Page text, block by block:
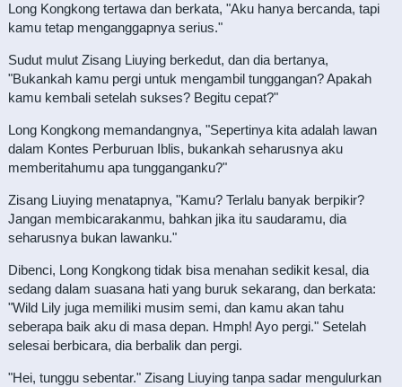
Long Kongkong tertawa dan berkata, "Aku hanya bercanda, tapi
kamu tetap menganggapnya serius."
Sudut mulut Zisang Liuying berkedut, dan dia bertanya,
"Bukankah kamu pergi untuk mengambil tunggangan? Apakah
kamu kembali setelah sukses? Begitu cepat?"
Long Kongkong memandangnya, "Sepertinya kita adalah lawan
dalam Kontes Perburuan Iblis, bukankah seharusnya aku
memberitahumu apa tungganganku?"
Zisang Liuying menatapnya, "Kamu? Terlalu banyak berpikir?
Jangan membicarakanmu, bahkan jika itu saudaramu, dia
seharusnya bukan lawanku."
Dibenci, Long Kongkong tidak bisa menahan sedikit kesal, dia
sedang dalam suasana hati yang buruk sekarang, dan berkata:
"Wild Lily juga memiliki musim semi, dan kamu akan tahu
seberapa baik aku di masa depan. Hmph! Ayo pergi." Setelah
selesai berbicara, dia berbalik dan pergi.
"Hei, tunggu sebentar." Zisang Liuying tanpa sadar mengulurkan